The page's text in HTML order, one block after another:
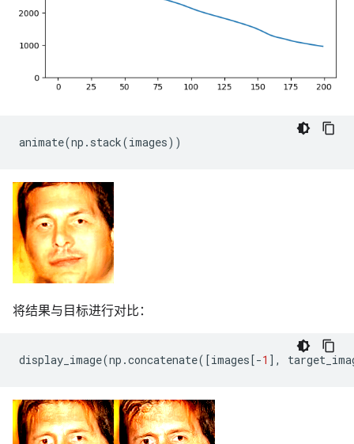
animate(np . stack(images))
将结果与目标进行对比：
display_image(np .concatenate([images[-1 ],